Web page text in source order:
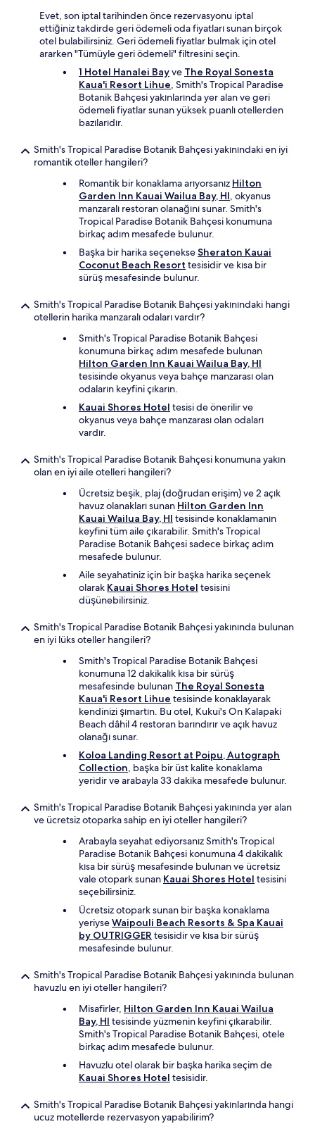
Evet, son iptal tarihinden önce rezervasyonu iptal
ettiğiniz takdirde geri ödemeli oda fiyatları sunan birçok
otel bulabilirsiniz. Geri ödemeli fiyatlar bulmak için otel
ararken "Tümüyle geri ödemeli" filtresini seçin.
1 Hotel Hanalei Bayve The Royal Sonesta
Kaua'i Resort Lihue, Smith's Tropical Paradise
Botanik Bahçesi yakınlarında yer alan ve geri
ödemeli fiyatlar sunan yüksek puanlı otellerden
bazılarıdır.
Smith's Tropical Paradise Botanik Bahçesi yakınındaki en iyi
romantik oteller hangileri?
Romantik bir konaklama arıyorsanız Hilton
Garden Inn Kauai Wailua Bay, HI, okyanus
manzaralı restoran olanağını sunar. Smith's
Tropical Paradise Botanik Bahçesi konumuna
birkaç adım mesafede bulunur.
Başka bir harika seçenekseSheraton Kauai
Coconut Beach Resort tesisidir ve kısa bir
sürüş mesafesinde bulunur.
Smith's Tropical Paradise Botanik Bahçesi yakınındaki hangi
otellerin harika manzaralı odaları vardır?
Smith's Tropical Paradise Botanik Bahçesi
konumuna birkaç adım mesafede bulunan
Hilton Garden Inn Kauai Wailua Bay, HI
tesisinde okyanus veya bahçe manzarası olan
odaların keyfini çıkarın.
Kauai Shores Hotel tesisi de önerilir ve
okyanus veya bahçe manzarası olan odaları
vardır.
Smith's Tropical Paradise Botanik Bahçesi konumuna yakın
olan en iyi aile otelleri hangileri?
Ücretsiz beşik, plaj (doğrudan erişim) ve 2 açık
havuz olanakları sunan Hilton Garden Inn
Kauai Wailua Bay, HI tesisinde konaklamanın
keyfini tüm aile çıkarabilir. Smith's Tropical
Paradise Botanik Bahçesi sadece birkaç adım
mesafede bulunur.
Aile seyahatiniz için bir başka harika seçenek
olarak Kauai Shores Hotel tesisini
düşünebilirsiniz.
Smith's Tropical Paradise Botanik Bahçesi yakınında bulunan
en iyi lüks oteller hangileri?
Smith's Tropical Paradise Botanik Bahçesi
konumuna 12 dakikalık kısa bir sürüş
mesafesinde bulunan The Royal Sonesta
Kaua'i Resort Lihue tesisinde konaklayarak
kendinizi şımartın. Bu otel, Kukui's On Kalapaki
Beach dâhil 4 restoran barındırır ve açık havuz
olanağı sunar.
Koloa Landing Resort at Poipu, Autograph
Collection, başka bir üst kalite konaklama
yeridir ve arabayla 33 dakika mesafede bulunur.
Smith's Tropical Paradise Botanik Bahçesi yakınında yer alan
ve ücretsiz otoparka sahip en iyi oteller hangileri?
Arabayla seyahat ediyorsanız Smith's Tropical
Paradise Botanik Bahçesi konumuna 4 dakikalık
kısa bir sürüş mesafesinde bulunan ve ücretsiz
vale otopark sunan Kauai Shores Hotel tesisini
seçebilirsiniz.
Ücretsiz otopark sunan bir başka konaklama
yeriyseWaipouli Beach Resorts & Spa Kauai
by OUTRIGGER tesisidir ve kısa bir sürüş
mesafesinde bulunur.
Smith's Tropical Paradise Botanik Bahçesi yakınında bulunan
havuzlu en iyi oteller hangileri?
Misafirler, Hilton Garden Inn Kauai Wailua
Bay, HI tesisinde yüzmenin keyfini çıkarabilir.
Smith's Tropical Paradise Botanik Bahçesi, otele
birkaç adım mesafede bulunur.
Havuzlu otel olarak bir başka harika seçim de
Kauai Shores Hotel tesisidir.
Smith's Tropical Paradise Botanik Bahçesi yakınlarında hangi
ucuz motellerde rezervasyon yapabilirim?